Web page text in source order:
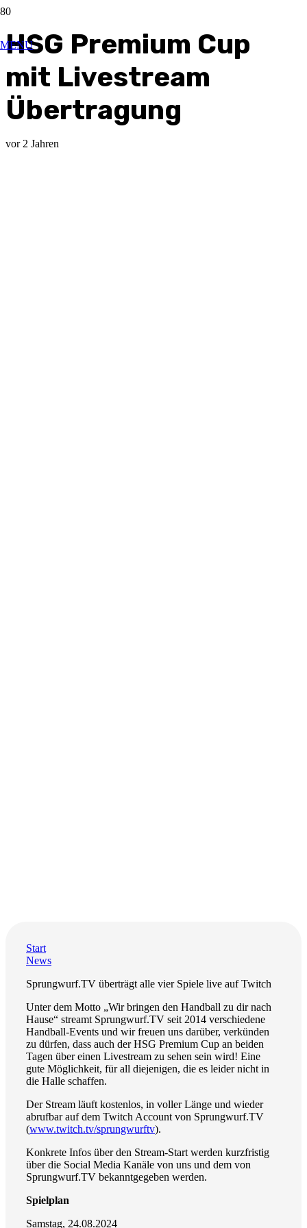
MENU
HSG Premium Cup
mit Livestream
Übertragung
vor 2 Jahren
Start
News
Sprungwurf.TV überträgt alle vier Spiele live auf Twitch
Unter dem Motto „Wir bringen den Handball zu dir nach
Hause“ streamt Sprungwurf.TV seit 2014 verschiedene
Handball-Events und wir freuen uns darüber, verkünden
zu dürfen, dass auch der HSG Premium Cup an beiden
Tagen über einen Livestream zu sehen sein wird! Eine
gute Möglichkeit, für all diejenigen, die es leider nicht in
die Halle schaffen.
Der Stream läuft kostenlos, in voller Länge und wieder
abrufbar auf dem Twitch Account von Sprungwurf.TV
(www.twitch.tv/sprungwurftv).
Konkrete Infos über den Stream-Start werden kurzfristig
über die Social Media Kanäle von uns und dem von
Sprungwurf.TV bekanntgegeben werden.
Spielplan
Samstag, 24.08.2024